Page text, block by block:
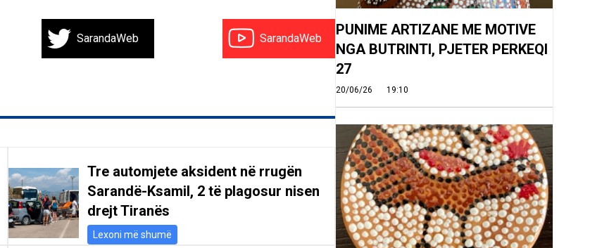
SarandaWeb SarandaWeb
Tre automjete aksident në rrugën
Sarandë-Ksamil, 2 të plagosur nisen
drejt Tiranës
Lexoni më shumë
PUNIME ARTIZANE ME MOTIVE
NGA BUTRINTI, PJETER PERKEQI
27
20/06/26 19:10